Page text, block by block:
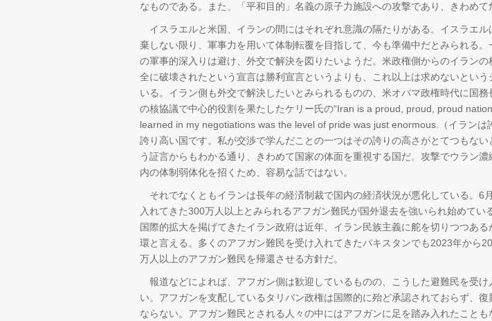
なものである。また、「平和目的」名義の原子力施設への攻撃であり、きわめて
イスラエルと米国、イランの間にはそれぞれ意識の隔たりがある。イスラエル
棄しない限り、軍事力を用いて体制転覆を目指して、今も準備中だとみられる。
の軍事的深入りは避け、外交で解決を図りたいようだ。米政権側からのイラン
全に破壊されたという宣言は勝利宣言というよりも、これ以上は求めないという
いる。イラン側も外交で解決したいとみられるものの、米オバマ政権時代に国務
の核協議で中心的役割を果たしたケリー氏の“Iran is a proud, proud, proud
learned in my negotiations was the level of pride was just enormous.（イランは
誇り高い国です。私が交渉で学んだことの一つはその誇りの高さがとてつもない
う証言からもわかる通り、きわめて国家の体面を重視する国だ。攻撃でウラン濃
内の体制弱体化を招くため、容易な話ではない。
それでなくともイランは長年の経済制裁で国内の経済状況が悪化している。6
入れてきた300万人以上とみられるアフガン難民が国外退去を強いられ始めてい
国際的拡大を掲げてきたイラン政府は近年、イラン民族主義に舵を切りつつあ
環と言える。多くのアフガン難民を受け入れてきたパキスタンでも2023年から
万人以上のアフガン難民を帰還させる方針だ。
報道などによれば、アフガン側は歓迎しているものの、こうした避難民を受け
い。アフガンを支配しているタリバン政権は国際的に殆ど承認されておらず、復
ならない。アフガン難民とされる人々の中にはアフガンに足を踏み入れたこと